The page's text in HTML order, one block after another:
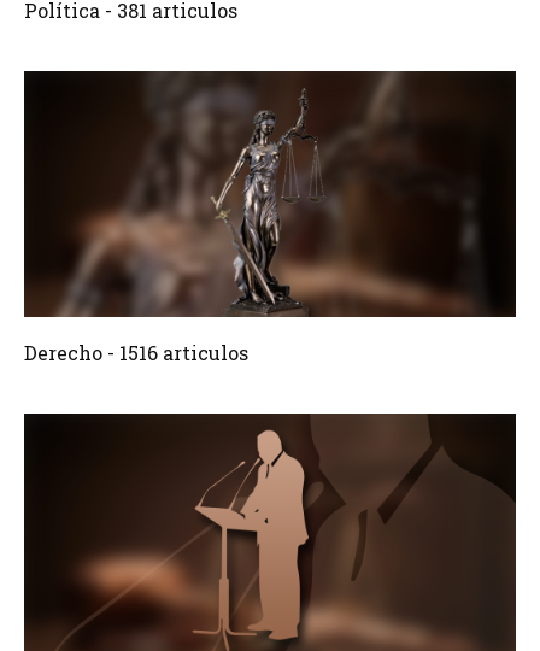
Política - 381 articulos
Crear 1516 Articulos
Derecho - 1516 articulos
Crear 266 Articulos